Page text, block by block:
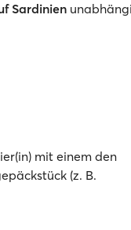
Sardinien
mit einem den
(z. B.